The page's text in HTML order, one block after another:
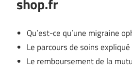
shop.fr
Qu’est-ce qu’une migraine
Le parcours de soins expliqué
Le remboursement de la